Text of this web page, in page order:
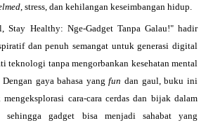
, stress, dan kehilangan keseimbangan hidup.
Stay Healthy: Nge-Gadget Tanpa Galau!" hadir
dan penuh semangat untuk generasi digital
teknologi tanpa mengorbankan kesehatan mental
gaya bahasa yangfun dan gaul, buku ini
cara-cara cerdas dan bijak dalam
sehingga gadget bisa menjadi sahabat yang